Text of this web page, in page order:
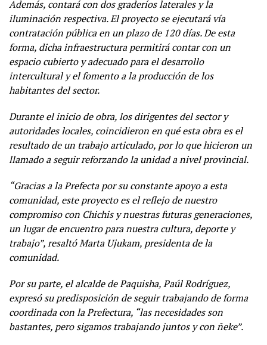
Además, contará con dos graderíos laterales y la
iluminación respectiva. El proyecto se ejecutará vía
contratación pública en un plazo de 120 días. De esta
forma, dicha infraestructura permitirá contar con un
espacio cubierto y adecuado para el desarrollo
intercultural y el fomento a la producción de los
habitantes del sector.
Durante el inicio de obra, los dirigentes del sector y
autoridades locales, coincidieron en qué esta obra es el
resultado de un trabajo articulado, por lo que hicieron un
llamado a seguir reforzando la unidad a nivel provincial.
“Gracias a la Prefecta por su constante apoyo a esta
comunidad, este proyecto es el reflejo de nuestro
compromiso con Chichis y nuestras futuras generaciones,
un lugar de encuentro para nuestra cultura, deporte y
trabajo”, resaltó Marta Ujukam, presidenta de la
comunidad.
Por su parte, el alcalde de Paquisha, Paúl Rodríguez,
expresó su predisposición de seguir trabajando de forma
coordinada con la Prefectura, “las necesidades son
bastantes, pero sigamos trabajando juntos y con ñeke”.